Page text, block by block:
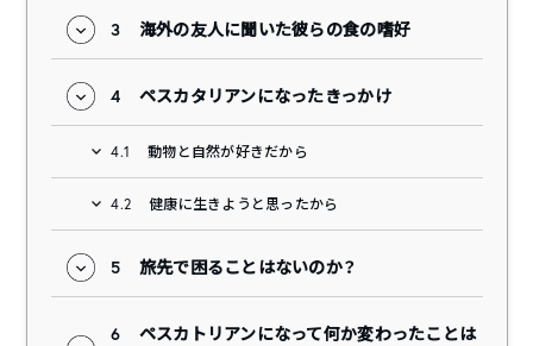
3 海外の友人に聞いた彼らの食の嗜好
4 ペスカタリアンになったきっかけ
4.1 動物と自然が好きだから
4.2 健康に生きようと思ったから
5 旅先で困ることはないのか？
6
ペスカトリアンになって何か変わったことは